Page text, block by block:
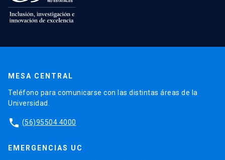
MESA CENTRAL
Teléfono para comunicarse con las distintas áreas de la
Universidad.
phone (56)95504 4000
EMERGENCIAS UC